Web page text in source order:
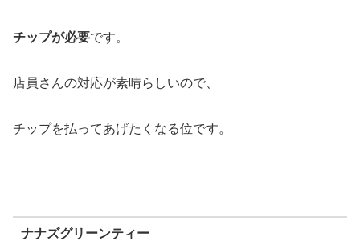
チップが必要です。
店員さんの対応が素晴らしいので、
チップを払ってあげたくなる位です。
ナナズグリーンティー